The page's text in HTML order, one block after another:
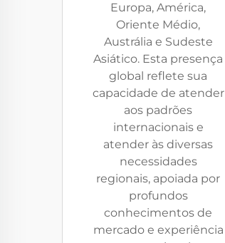
Europa, América,
Oriente Médio,
Austrália e Sudeste
Asiático. Esta presença
global reflete sua
capacidade de atender
aos padrões
internacionais e
atender às diversas
necessidades
regionais, apoiada por
profundos
conhecimentos de
mercado e experiência